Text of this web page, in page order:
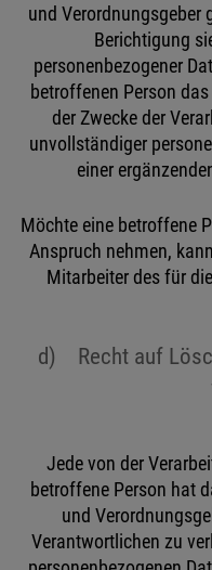
und Verordnungsgeber
Berichtigung
personenbezogener
betroffenen Person
der Zwecke der
unvollständiger
einer
Möchte eine betroffene
Anspruch nehmen,
Mitarbeiter des für
d) Recht auf
Jede von der
betroffene Person hat
und
Verantwortlichen zu